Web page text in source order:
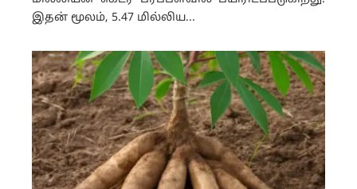
இதன் மூலம், 5.47 மில்லிய...